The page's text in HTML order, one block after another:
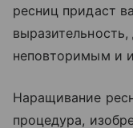
ресниц придаст
неповторимым и
Наращивание
процедура,